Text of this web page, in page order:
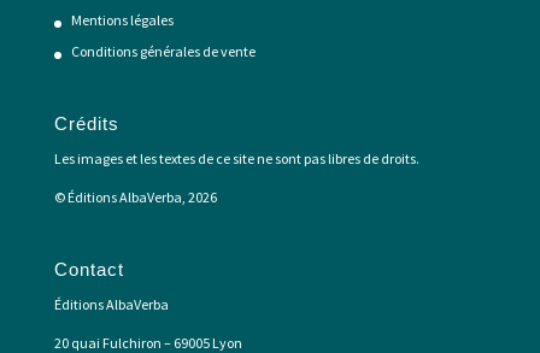
Mentions légales
Conditions générales de vente
Crédits
Les images et les textes de ce site ne sont pas libres de droits.
© Éditions AlbaVerba, 2026
Contact
Éditions AlbaVerba
20 quai Fulchiron – 69005 Lyon